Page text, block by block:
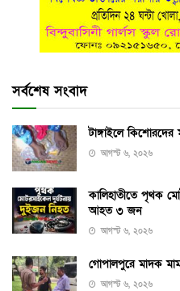
সর্বশেষ সংবাদ
টাঙ্গাইলে
আগস্ট ৬, ২০২৬
কালিহাতীতে পৃথক
আহত ৩ জন
আগস্ট ৬, ২০২৬
গোপালপুরে মাদক
আগস্ট ৬, ২০২৬